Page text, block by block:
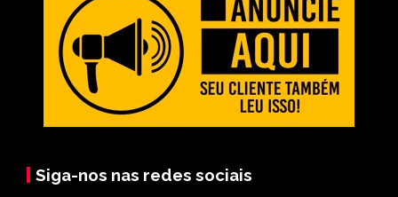
Siga-nos nas redes sociais